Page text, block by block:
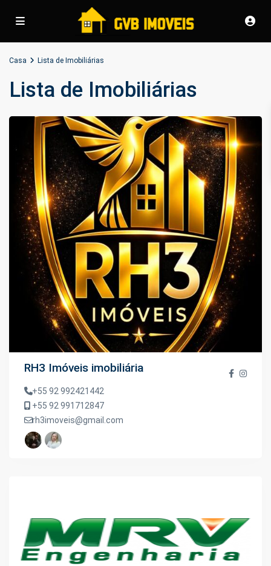
Casa Lista de Imobiliárias
Lista de Imobiliárias
RH3 Imóveis imobiliária
+55 92 992421442
+55 92 991712847
rh3imoveis@gmail.com